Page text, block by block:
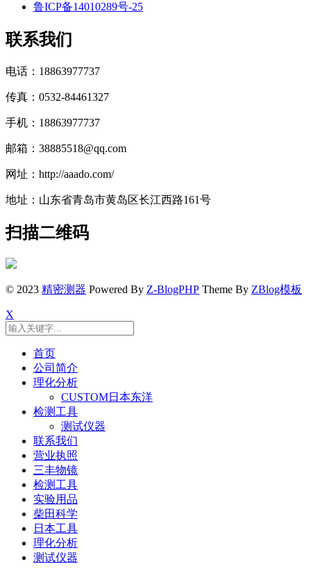
鲁ICP备14010289号-25
联系我们
电话：18863977737
传真：0532-84461327
手机：18863977737
邮箱：38885518@qq.com
网址：http://aaado.com/
地址：山东省青岛市黄岛区长江西路161号
扫描二维码
© 2023 精密测器 Powered By Z-BlogPHP Theme By ZBlog模板
X
首页
公司简介
理化分析
CUSTOM日本东洋
检测工具
测试仪器
联系我们
营业执照
三丰物镜
检测工具
实验用品
柴田科学
日本工具
理化分析
测试仪器